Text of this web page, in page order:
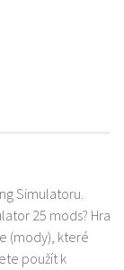
Simulatoru.
25 mods? Hra
(mody), které
použít k